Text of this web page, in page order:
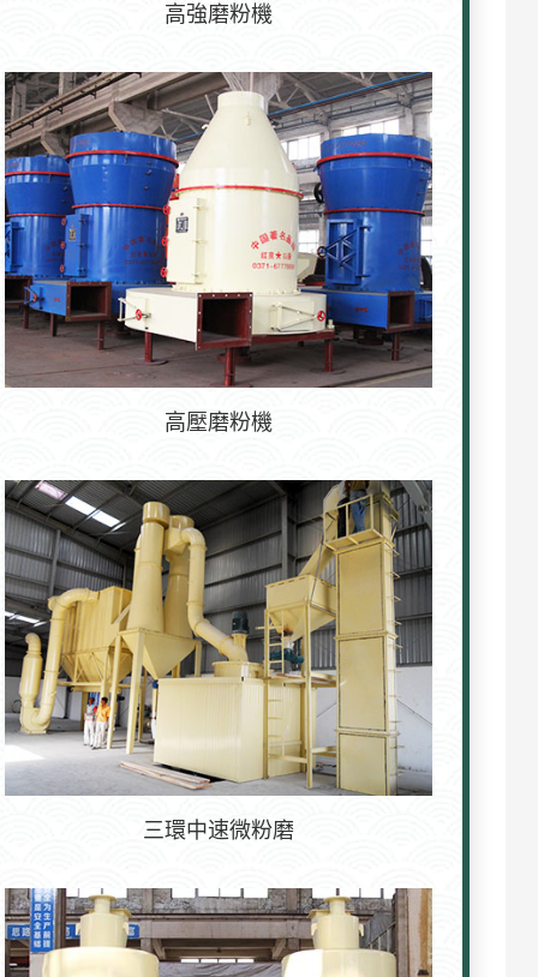
高強磨粉機
高壓磨粉機
三環中速微粉磨